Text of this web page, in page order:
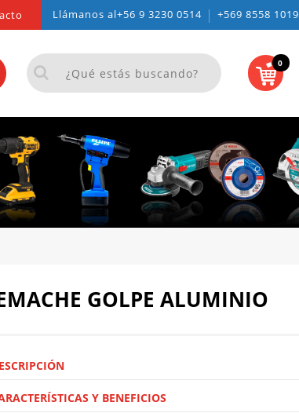
Llámanos al+56 9 3230 0514 | +569 8558 1019
0
GOLPE ALUMINIO
Y BENEFICIOS